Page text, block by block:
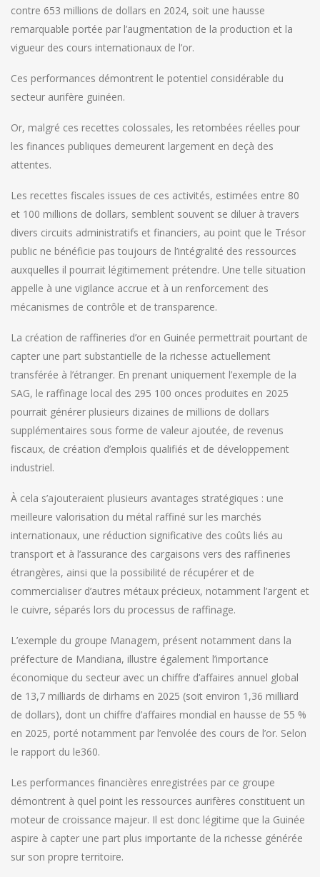
contre 653 millions de dollars en 2024, soit une hausse
remarquable portée par l’augmentation de la production et la
vigueur des cours internationaux de l’or.
Ces performances démontrent le potentiel considérable du
secteur aurifère guinéen.
Or, malgré ces recettes colossales, les retombées réelles pour
les finances publiques demeurent largement en deçà des
attentes.
Les recettes fiscales issues de ces activités, estimées entre 80
et 100 millions de dollars, semblent souvent se diluer à travers
divers circuits administratifs et financiers, au point que le Trésor
public ne bénéficie pas toujours de l’intégralité des ressources
auxquelles il pourrait légitimement prétendre. Une telle situation
appelle à une vigilance accrue et à un renforcement des
mécanismes de contrôle et de transparence.
La création de raffineries d’or en Guinée permettrait pourtant de
capter une part substantielle de la richesse actuellement
transférée à l’étranger. En prenant uniquement l’exemple de la
SAG, le raffinage local des 295 100 onces produites en 2025
pourrait générer plusieurs dizaines de millions de dollars
supplémentaires sous forme de valeur ajoutée, de revenus
fiscaux, de création d’emplois qualifiés et de développement
industriel.
À cela s’ajouteraient plusieurs avantages stratégiques : une
meilleure valorisation du métal raffiné sur les marchés
internationaux, une réduction significative des coûts liés au
transport et à l’assurance des cargaisons vers des raffineries
étrangères, ainsi que la possibilité de récupérer et de
commercialiser d’autres métaux précieux, notamment l’argent et
le cuivre, séparés lors du processus de raffinage.
L’exemple du groupe Managem, présent notamment dans la
préfecture de Mandiana, illustre également l’importance
économique du secteur avec un chiffre d’affaires annuel global
de 13,7 milliards de dirhams en 2025 (soit environ 1,36 milliard
de dollars), dont un chiffre d’affaires mondial en hausse de 55 %
en 2025, porté notamment par l’envolée des cours de l’or. Selon
le rapport du le360.
Les performances financières enregistrées par ce groupe
démontrent à quel point les ressources aurifères constituent un
moteur de croissance majeur. Il est donc légitime que la Guinée
aspire à capter une part plus importante de la richesse générée
sur son propre territoire.